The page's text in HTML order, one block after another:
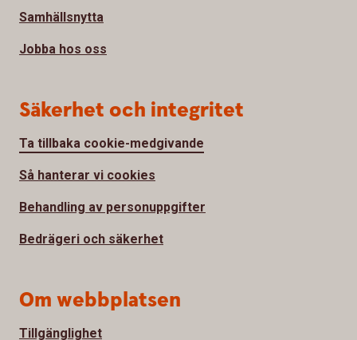
Samhällsnytta
Jobba hos oss
Säkerhet och integritet
Ta tillbaka cookie-medgivande
Så hanterar vi cookies
Behandling av personuppgifter
Bedrägeri och säkerhet
Om webbplatsen
Tillgänglighet